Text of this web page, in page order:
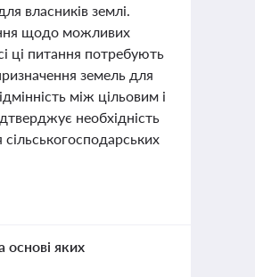
власників землі.
щодо можливих
ці питання потребують
земель для
між цільовим і
необхідність
основі яких